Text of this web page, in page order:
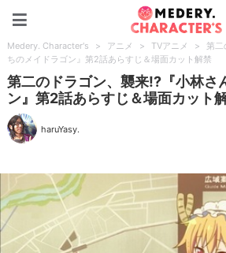
Medery. Character's > アニメ > TVアニメ >
第
ちのメイドラゴン』第2話あらすじ＆場面カット解禁
第二のドラゴン、襲来!?『小林さ
ン』第2話あらすじ＆場面カット
haruYasy.